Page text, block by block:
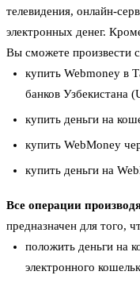
телевидения, онлайн-
электронных денег.
Вы сможете произвести
купить Webmoney в
банков Узбекистана
купить деньги на
купить WebMoney
купить деньги на
Все операции
предназначен для того,
положить деньги на
электронного